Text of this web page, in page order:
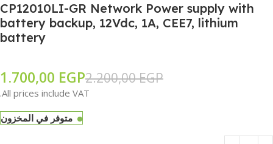
CP12010LI-GR Network Power supply with
battery backup, 12Vdc, 1A, CEE7, lithium
battery
2.200,00EGP
1.700,00 EGP
All prices include VAT.
متوفر في المخزون